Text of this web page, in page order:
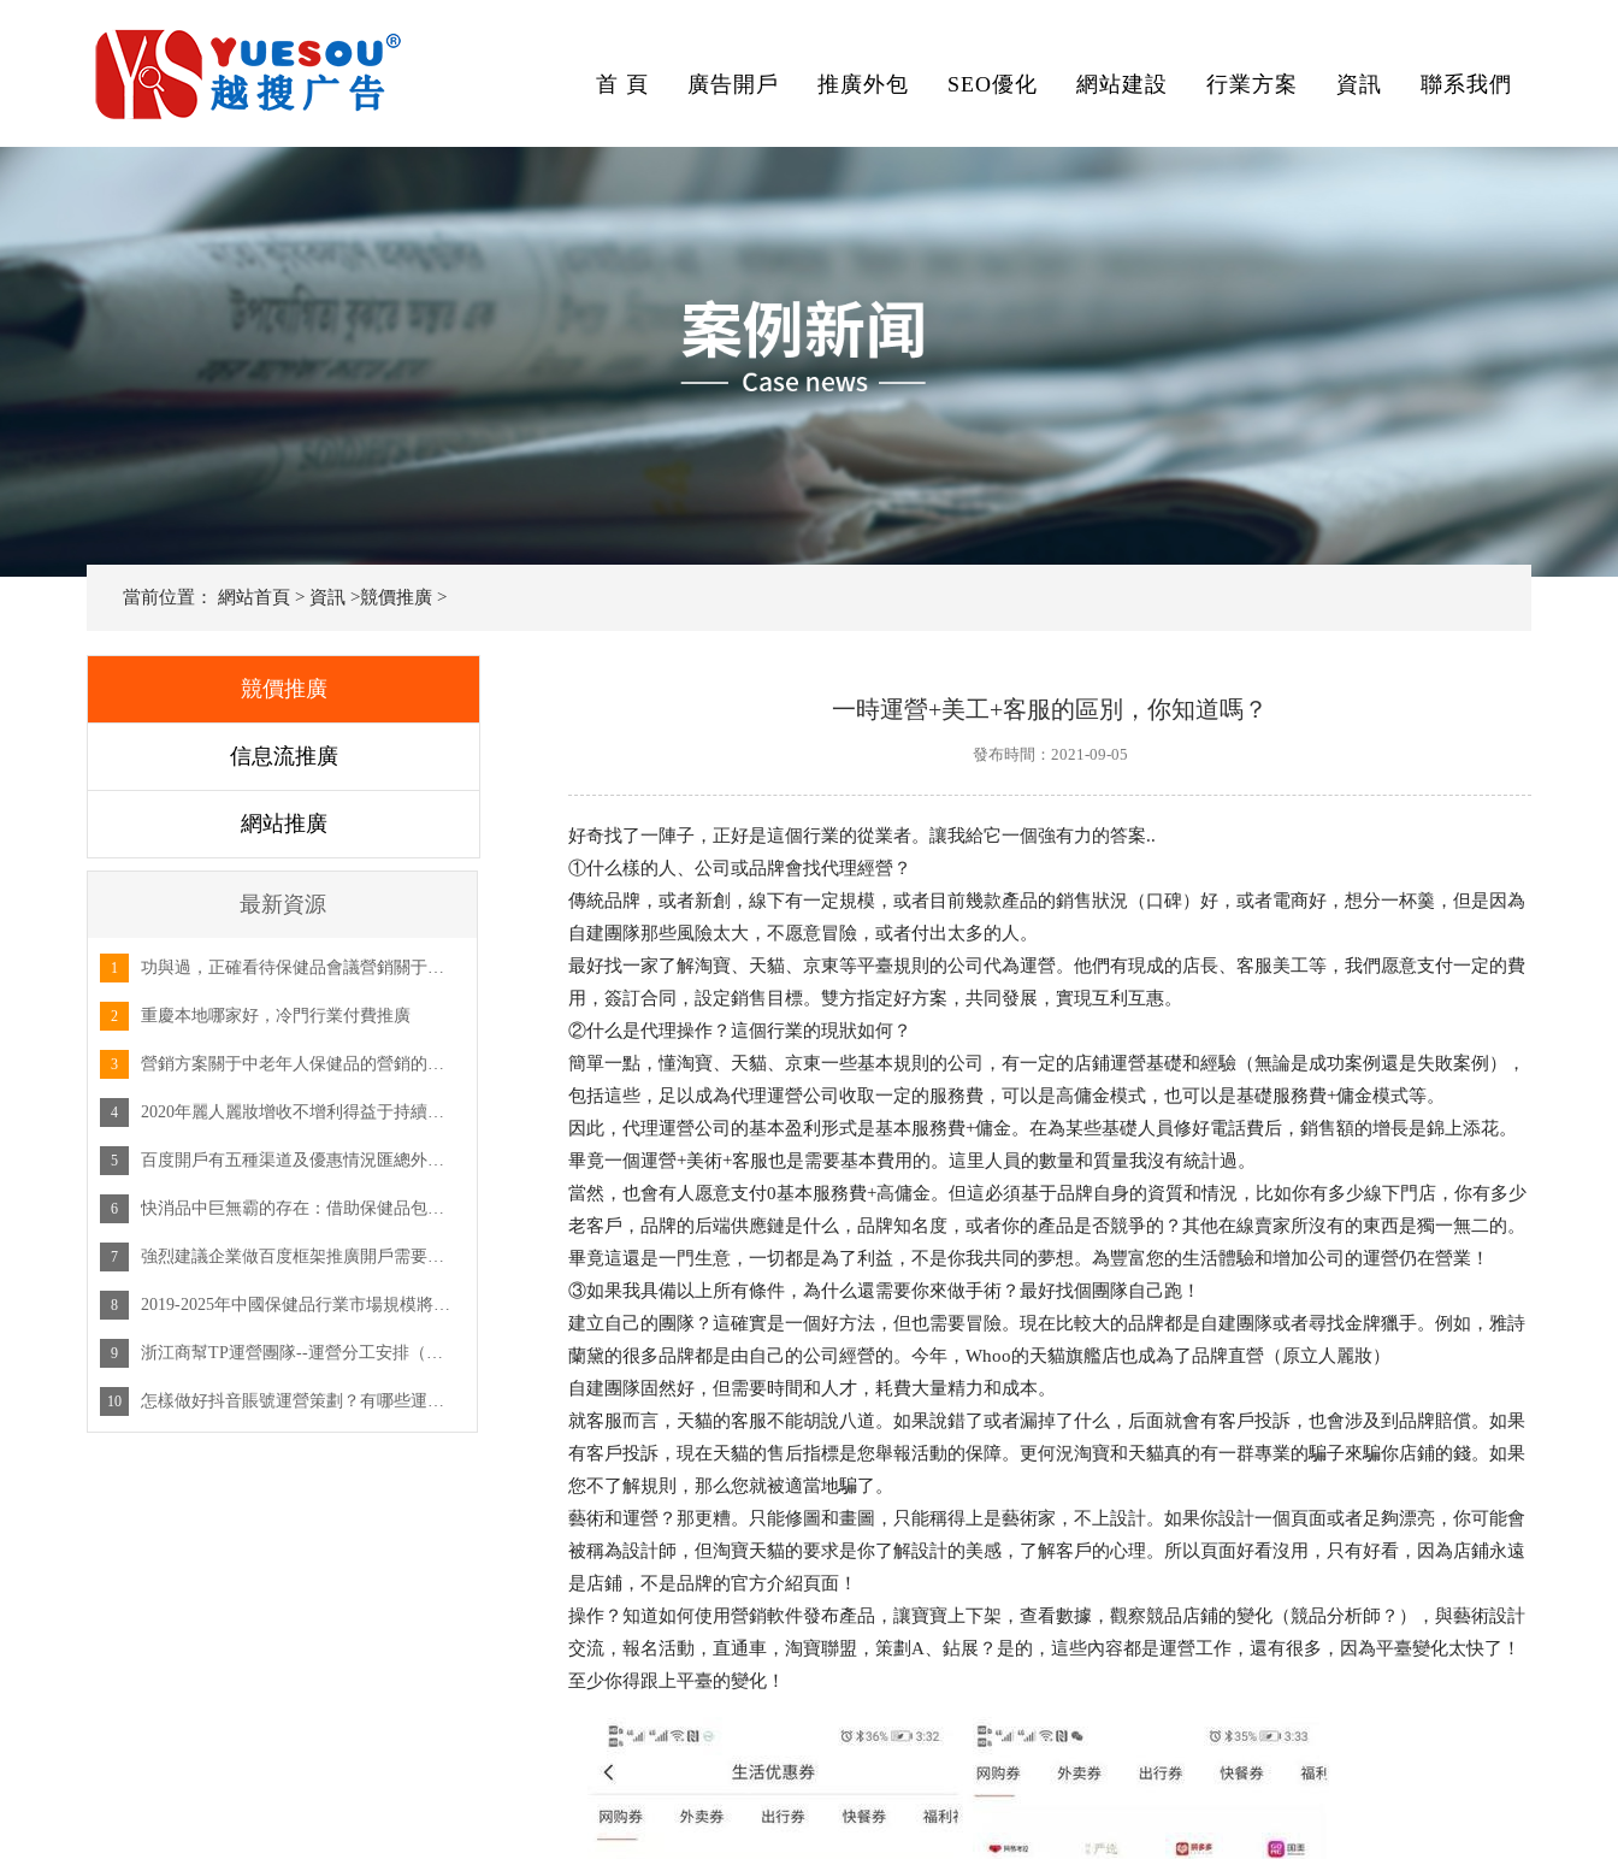
首 頁 廣告開戶 推廣外包 SEO優化 網站建設 行業方案 資訊 聯系我們
當前位置： 網站首頁 > 資訊 >競價推廣 >
競價推廣
信息流推廣
網站推廣
最新資源
1 功與過，正確看待保健品會議營銷關于這一篇的題目
2 重慶本地哪家好，冷門行業付費推廣
3 營銷方案關于中老年人保健品的營銷的一些事兒！
4 2020年麗人麗妝增收不增利得益于持續拓展合作品牌品牌
5 百度開戶有五種渠道及優惠情況匯總外包渠道
6 快消品中巨無霸的存在：借助保健品包裝賺得第一桶金
7 強烈建議企業做百度框架推廣開戶需要哪些材料？百度開戶一年得多少錢？
8 2019-2025年中國保健品行業市場規模將突破5000億元
9 浙江商幫TP運營團隊--運營分工安排（一）
10 怎樣做好抖音賬號運營策劃？有哪些運營戰略？
一時運營+美工+客服的區別，你知道嗎？
發布時間：2021-09-05
好奇找了一陣子，正好是這個行業的從業者。讓我給它一個強有力的答案..
①什么樣的人、公司或品牌會找代理經營？
傳統品牌，或者新創，線下有一定規模，或者目前幾款產品的銷售狀況（口碑）好，或者電商好，想分一杯羹，但是因為
自建團隊那些風險太大，不愿意冒險，或者付出太多的人。
最好找一家了解淘寶、天貓、京東等平臺規則的公司代為運營。他們有現成的店長、客服美工等，我們愿意支付一定的費
用，簽訂合同，設定銷售目標。雙方指定好方案，共同發展，實現互利互惠。
②什么是代理操作？這個行業的現狀如何？
簡單一點，懂淘寶、天貓、京東一些基本規則的公司，有一定的店鋪運營基礎和經驗（無論是成功案例還是失敗案例），
包括這些，足以成為代理運營公司收取一定的服務費，可以是高傭金模式，也可以是基礎服務費+傭金模式等。
因此，代理運營公司的基本盈利形式是基本服務費+傭金。在為某些基礎人員修好電話費后，銷售額的增長是錦上添花。
畢竟一個運營+美術+客服也是需要基本費用的。這里人員的數量和質量我沒有統計過。
當然，也會有人愿意支付0基本服務費+高傭金。但這必須基于品牌自身的資質和情況，比如你有多少線下門店，你有多少
老客戶，品牌的后端供應鏈是什么，品牌知名度，或者你的產品是否競爭的？其他在線賣家所沒有的東西是獨一無二的。
畢竟這還是一門生意，一切都是為了利益，不是你我共同的夢想。為豐富您的生活體驗和增加公司的運營仍在營業！
③如果我具備以上所有條件，為什么還需要你來做手術？最好找個團隊自己跑！
建立自己的團隊？這確實是一個好方法，但也需要冒險。現在比較大的品牌都是自建團隊或者尋找金牌獵手。例如，雅詩
蘭黛的很多品牌都是由自己的公司經營的。今年，Whoo的天貓旗艦店也成為了品牌直營（原立人麗妝）
自建團隊固然好，但需要時間和人才，耗費大量精力和成本。
就客服而言，天貓的客服不能胡說八道。如果說錯了或者漏掉了什么，后面就會有客戶投訴，也會涉及到品牌賠償。如果
有客戶投訴，現在天貓的售后指標是您舉報活動的保障。更何況淘寶和天貓真的有一群專業的騙子來騙你店鋪的錢。如果
您不了解規則，那么您就被適當地騙了。
藝術和運營？那更糟。只能修圖和畫圖，只能稱得上是藝術家，不上設計。如果你設計一個頁面或者足夠漂亮，你可能會
被稱為設計師，但淘寶天貓的要求是你了解設計的美感，了解客戶的心理。所以頁面好看沒用，只有好看，因為店鋪永遠
是店鋪，不是品牌的官方介紹頁面！
操作？知道如何使用營銷軟件發布產品，讓寶寶上下架，查看數據，觀察競品店鋪的變化（競品分析師？），與藝術設計
交流，報名活動，直通車，淘寶聯盟，策劃A、鉆展？是的，這些內容都是運營工作，還有很多，因為平臺變化太快了！
至少你得跟上平臺的變化！